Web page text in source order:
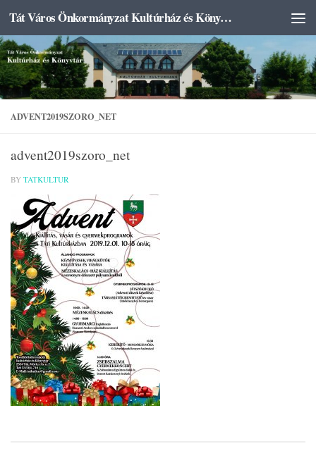
Skip to content Tát Város Önkormányzat Kultúrház és Könyvtár
ADVENT2019SZORO_NET
advent2019szoro_net
BY TATKULTUR